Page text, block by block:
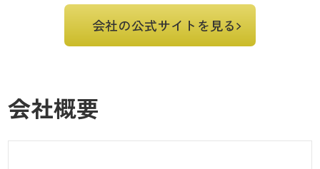
会社の公式サイトを見る
会社概要